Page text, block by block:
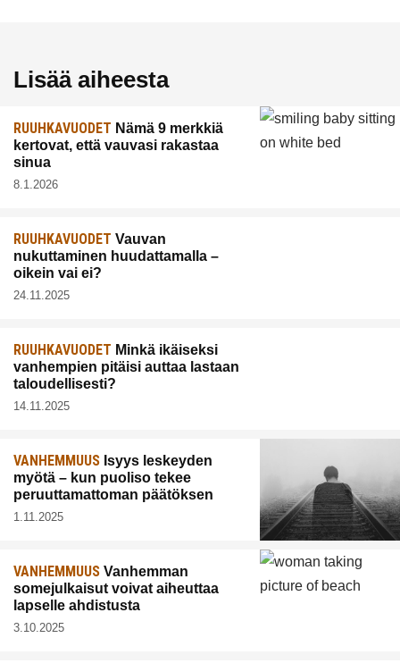
Lisää aiheesta
RUUHKAVUODET Nämä 9 merkkiä
kertovat, että vauvasi rakastaa
sinua
8.1.2026
RUUHKAVUODET Vauvan
nukuttaminen huudattamalla –
oikein vai ei?
24.11.2025
RUUHKAVUODET Minkä ikäiseksi
vanhempien pitäisi auttaa lastaan
taloudellisesti?
14.11.2025
VANHEMMUUS Isyys leskeyden
myötä – kun puoliso tekee
peruuttamattoman päätöksen
1.11.2025
VANHEMMUUS Vanhemman
somejulkaisut voivat aiheuttaa
lapselle ahdistusta
3.10.2025